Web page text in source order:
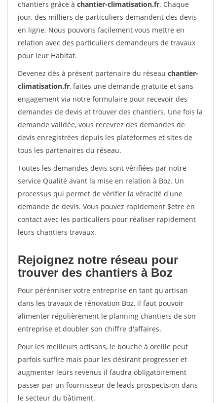
chantiers grâce à chantier-climatisation.fr. Chaque
jour, des milliers de particuliers demandent des devis
en ligne. Nous pouvons facilement vous mettre en
relation avec des particuliers demandeurs de travaux
pour leur Habitat.
Devenez dès à présent partenaire du réseau chantier-
climatisation.fr, faites une demande gratuite et sans
engagement via notre formulaire pour recevoir des
demandes de devis et trouver des chantiers. Une fois la
demande validée, vous recevrez des demandes de
devis enregistrées depuis les plateformes et sites de
tous les partenaires du réseau.
Toutes les demandes devis sont vérifiées par notre
service Qualité avant la mise en relation à Boz. Un
processus qui permet de vérifier la véracité d'une
demande de devis. Vous pouvez rapidement $etre en
contact avec les particuliers pour réaliser rapidement
leurs chantiers travaux.
Rejoignez notre réseau pour
trouver des chantiers à Boz
Pour pérénniser votre entreprise en tant qu'artisan
dans les travaux de rénovation Boz, il faut pouvoir
alimenter régulièrement le planning chantiers de son
entreprise et doubler son chiffre d'affaires.
Pour les meilleurs artisans, le bouche à oreille peut
parfois suffire mais pour les désirant progresser et
augmenter leurs revenus il faudra obligatoirement
passer par un fournisseur de leads prospectsion dans
le secteur du bâtiment.